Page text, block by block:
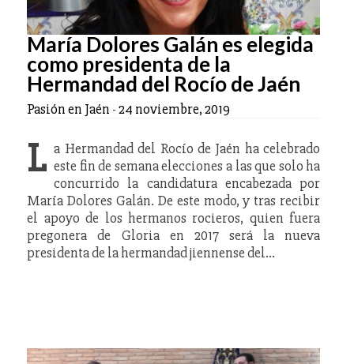
María Dolores Galán es elegida
como presidenta de la
Hermandad del Rocío de Jaén
Pasión en Jaén -24 noviembre, 2019
L a Hermandad del Rocío de Jaén ha celebrado
este fin de semana elecciones a las que solo ha
concurrido la candidatura encabezada por
María Dolores Galán. De este modo, y tras recibir
el apoyo de los hermanos rocieros, quien fuera
pregonera de Gloria en 2017 será la nueva
presidenta de la hermandad jiennense del…